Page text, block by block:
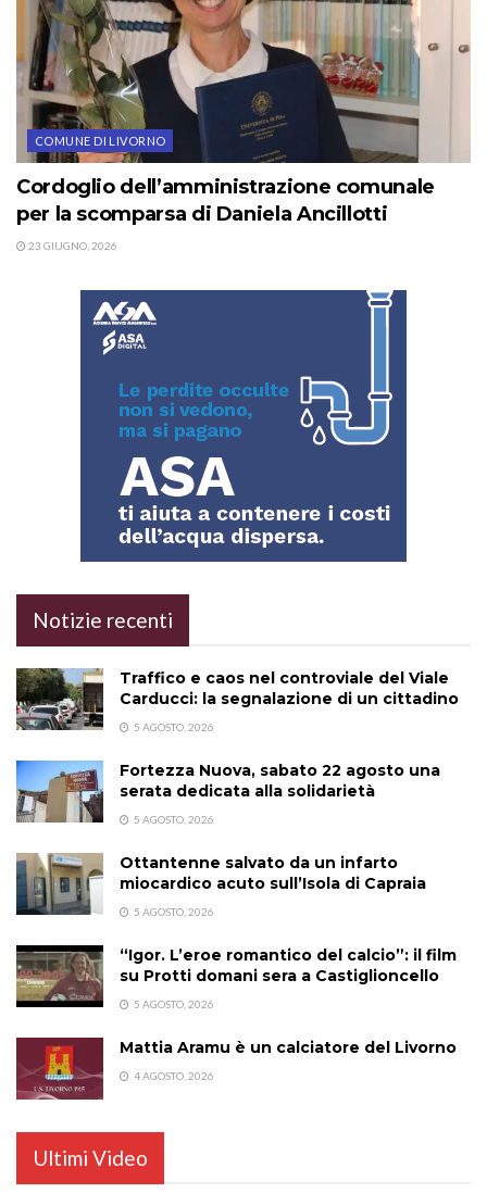
COMUNE DI LIVORNO
Cordoglio dell’amministrazione comunale
per la scomparsa di Daniela Ancillotti
23 GIUGNO, 2026
Notizie recenti
Traffico e caos nel controviale del Viale
Carducci: la segnalazione di un cittadino
5 AGOSTO, 2026
Fortezza Nuova, sabato 22 agosto una
serata dedicata alla solidarietà
5 AGOSTO, 2026
Ottantenne salvato da un infarto
miocardico acuto sull’Isola di Capraia
5 AGOSTO, 2026
“Igor. L’eroe romantico del calcio”: il film
su Protti domani sera a Castiglioncello
5 AGOSTO, 2026
Mattia Aramu è un calciatore del Livorno
4 AGOSTO, 2026
Ultimi Video